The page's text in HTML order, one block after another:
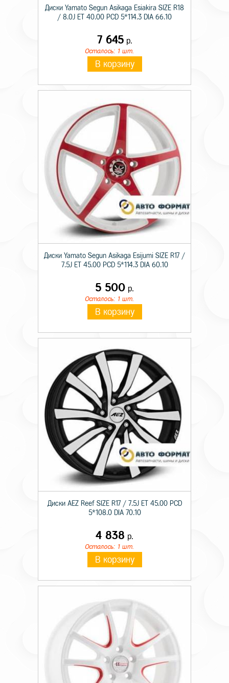
Диски Yamato Segun Asikaga Esiakira SIZE R18
/ 8.0J ET 40.00 PCD 5*114.3 DIA 66.10
7 645р.
Осталось: 1 шт.
В корзину
Диски Yamato Segun Asikaga Esijumi SIZE R17 /
7.5J ET 45.00 PCD 5*114.3 DIA 60.10
5 500 р.
Осталось: 1 шт.
В корзину
Диски AEZ Reef SIZE R17 / 7.5J ET 45.00 PCD
5*108.0 DIA 70.10
4 838 р.
Осталось: 1 шт.
В корзину